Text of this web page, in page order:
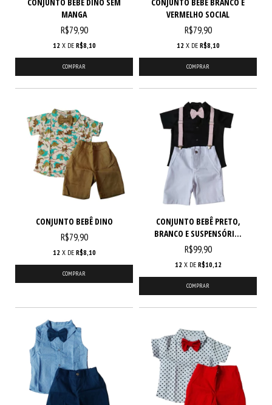
MANGA
R$79,90
12 X DE R$8,10
COMPRAR
VERMELHO SOCIAL
R$79,90
12 X DE R$8,10
COMPRAR
CONJUNTO BEBÊ DINO
R$79,90
12 X DE R$8,10
COMPRAR
CONJUNTO BEBÊ PRETO,
BRANCO E SUSPENSÓRI...
R$99,90
12 X DE R$10,12
COMPRAR